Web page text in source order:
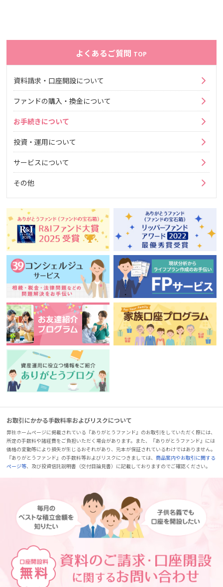
よくあるご質問 TOP
資料請求・口座開設について
ファンドの購入・換金について
お手続きについて
投資・運用について
サービスについて
その他
お取引にかかる手数料率およびリスクについて
弊社ホームページに掲載されている『ありがとうファンド』のお取引をしていただく際には、
所定の手数料や諸経費をご負担いただく場合があります。また、『ありがとうファンド』には
価格の変動等により損失が生じるおそれがあり、元本が保証されているわけではありません。
『ありがとうファンド』の手数料等およびリスクにつきましては、商品案内やお取引に関する
ページ等、及び投資信託説明書（交付目論見書）に記載しておりますのでご確認ください。